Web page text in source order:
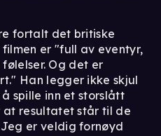
fortalt det britiske
er "full av eventyr,
Og det er
Han legger ikke skjul
spille inn et storslått
at resultatet står til de
er veldig fornøyd